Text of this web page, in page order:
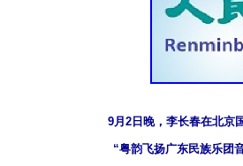
9月2日晚，李长春在北京
“粤韵飞扬广东民族乐团